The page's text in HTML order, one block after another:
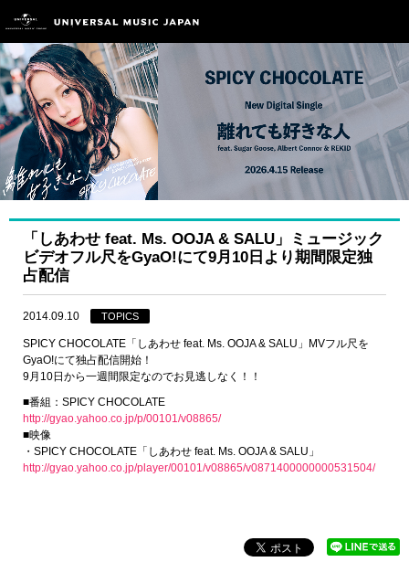
「しあわせ feat. Ms. OOJA & SALU」ミュージック
ビデオフル尺をGyaO!にて9月10日より期間限定独
占配信
2014.09.10 TOPICS
SPICY CHOCOLATE「しあわせ feat. Ms. OOJA & SALU」MVフル尺を
GyaO!にて独占配信開始！
9月10日から一週間限定なのでお見逃しなく！！
■番組：SPICY CHOCOLATE
http://gyao.yahoo.co.jp/p/00101/v08865/
■映像
・SPICY CHOCOLATE「しあわせ feat. Ms. OOJA & SALU」
http://gyao.yahoo.co.jp/player/00101/v08865/v0871400000000531504/